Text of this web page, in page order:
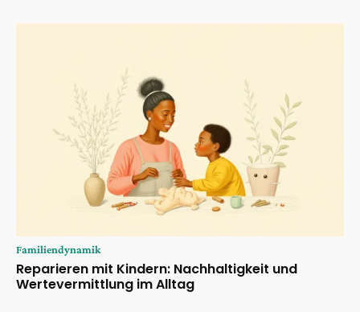
Familiendynamik
Reparieren mit Kindern: Nachhaltigkeit und
Wertevermittlung im Alltag